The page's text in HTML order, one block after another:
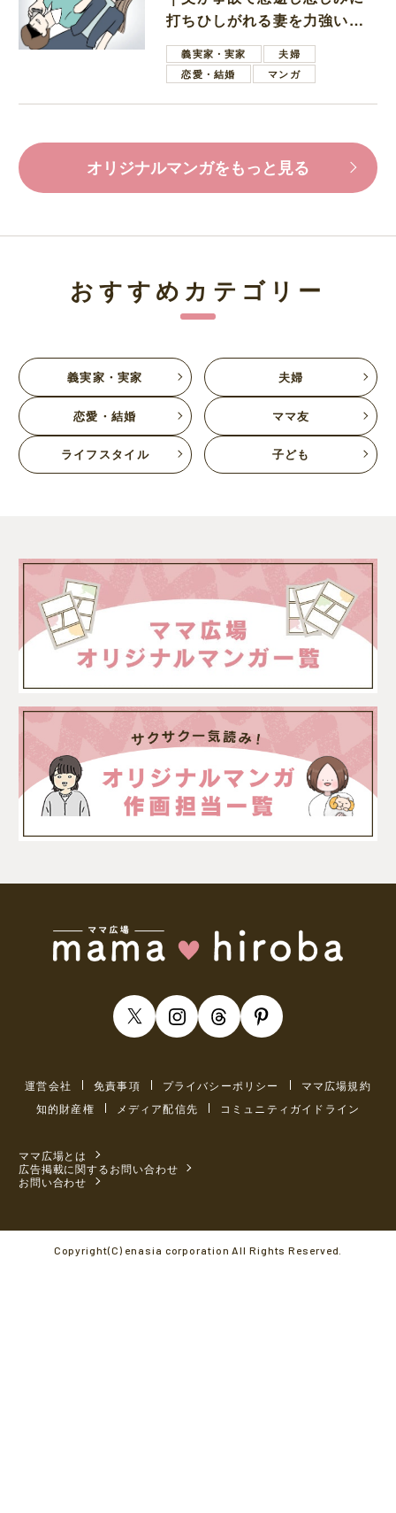
打ちひしがれる妻を力強い言
葉で励ます夫
義実家・実家
夫婦
恋愛・結婚
マンガ
オリジナルマンガをもっと見る
おすすめカテゴリー
義実家・実家 夫婦
恋愛・結婚 ママ友
ライフスタイル 子ども
運営会社 免責事項 プライバシーポリシー
ママ広場規約
知的財産権
メディア配信先 コミュニティガイドライン
ママ広場とは
広告掲載に関するお問い合わせ
お問い合わせ
Copyright(C) enasia corporation All Rights Reserved.